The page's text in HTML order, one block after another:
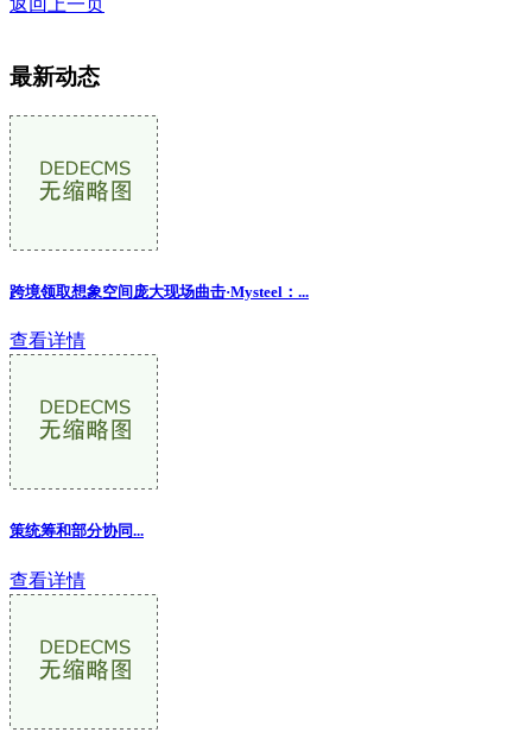
返回上一页
最新动态
跨境领取想象空间庞大现场曲击·Mysteel：...
查看详情
策统筹和部分协同...
查看详情